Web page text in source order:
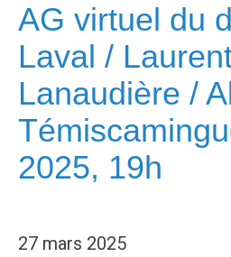
AG virtuel du
Laval /
Lanaudière /
2025, 19h
27 mars 2025